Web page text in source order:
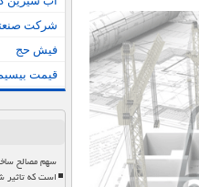
شرکت
فیش حج
قیمت
سهم مصالح
است که